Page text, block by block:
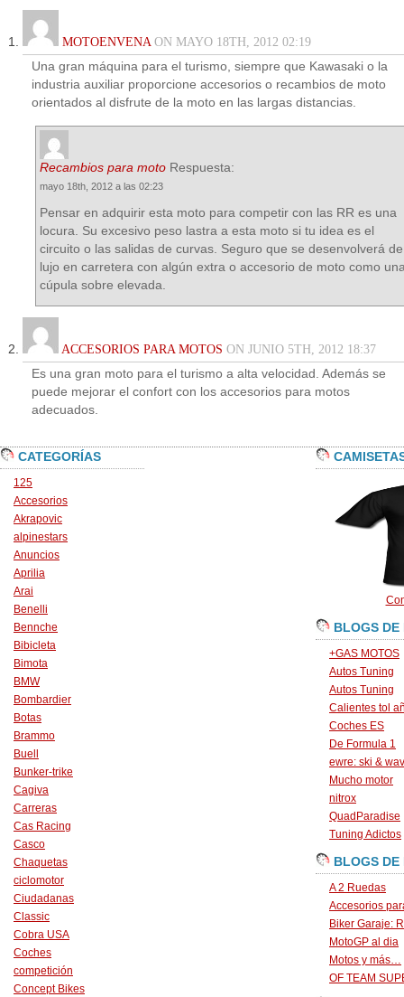
MOTOENVENAON MAYO 18TH, 2012 02:19
Una gran máquina para el turismo, siempre que Kawasaki o la
industria auxiliar proporcione accesorios o recambios de moto
orientados al disfrute de la moto en las largas distancias.
Recambios para moto Respuesta:
mayo 18th, 2012 a las 02:23
Pensar en adquirir esta moto para competir con las RR es una
locura. Su excesivo peso lastra a esta moto si tu idea es el
circuito o las salidas de curvas. Seguro que se desenvolverá de
lujo en carretera con algún extra o accesorio de moto como
cúpula sobre elevada.
ACCESORIOS PARA MOTOS ON JUNIO 5TH, 2012 18:37
Es una gran moto para el turismo a alta velocidad. Además se
puede mejorar el confort con los accesorios para motos
adecuados.
CATEGORÍAS
125
Accesorios
Akrapovic
alpinestars
Anuncios
Aprilia
Arai
Benelli
Bennche
Bibicleta
Bimota
BMW
Bombardier
Botas
Brammo
Buell
Bunker-trike
Cagiva
Carreras
Cas Racing
Casco
Chaquetas
ciclomotor
Ciudadanas
Classic
Cobra USA
Coches
competición
Concept Bikes
BLOGS DE
+GAS MOTOS
Autos Tuning
Autos Tuning
Calientes tol
Coches ES
De Formula 1
ewre: ski &
Mucho motor
nitrox
QuadParadise
Tuning Adictos
BLOGS DE
A 2 Ruedas
Accesorios
Biker Garaje:
MotoGP al dia
Motos y más…
OF TEAM